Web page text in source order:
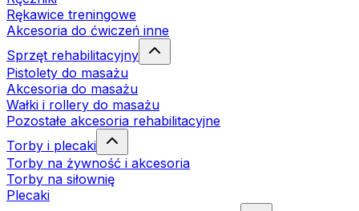
Rękawice treningowe
Akcesoria do ćwiczeń inne
Sprzęt rehabilitacyjny
Pistolety do masażu
Akcesoria do masażu
Wałki i rollery do masażu
Pozostałe akcesoria rehabilitacyjne
Torby i plecaki
Torby na żywność i akcesoria
Torby na siłownię
Plecaki